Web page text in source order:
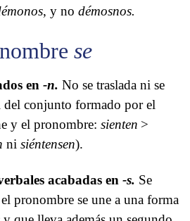
, y no démosnos.
se
en -n. No se traslada ni se
del conjunto formado por el
y el pronombre: sienten >
ni siéntensen).
acabadas en-s. Se
pronombre se une a una forma